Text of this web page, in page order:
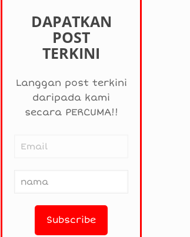
DAPATKAN
POST
TERKINI
Langgan post terkini
daripada kami
secara PERCUMA!!